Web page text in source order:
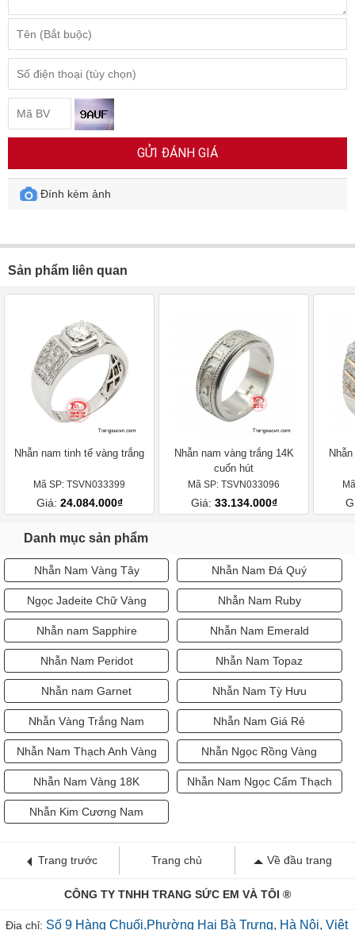
GỬI ĐÁNH GIÁ
Đính kèm ảnh
Sản phẩm liên quan
Nhẫn nam tinh tế vàng trắng
Mã SP: TSVN033399
Giá: 24.084.000₫
Nhẫn nam vàng trắng 14K
cuốn hút
Mã SP: TSVN033096
Giá: 33.134.000₫
Danh mục sản phẩm
Nhẫn Nam Vàng Tây Nhẫn Nam Đá Quý
Ngọc Jadeite Chữ Vàng Nhẫn Nam Ruby
Nhẫn nam Sapphire Nhẫn Nam Emerald
Nhẫn Nam Peridot Nhẫn Nam Topaz
Nhẫn nam Garnet Nhẫn Nam Tỳ Hưu
Nhẫn Vàng Trắng Nam Nhẫn Nam Giá Rẻ
Nhẫn Nam Thạch Anh Vàng Nhẫn Ngọc Rồng Vàng
Nhẫn Nam Vàng 18K Nhẫn Nam Ngọc Cẩm Thạch
Nhẫn Kim Cương Nam
Trang trước Trang chủ Về đầu trang
CÔNG TY TNHH TRANG SỨC EM VÀ TÔI ®
Địa chỉ: Số 9 Hàng Chuối,Phường Hai Bà Trưng, Hà Nội, Việt